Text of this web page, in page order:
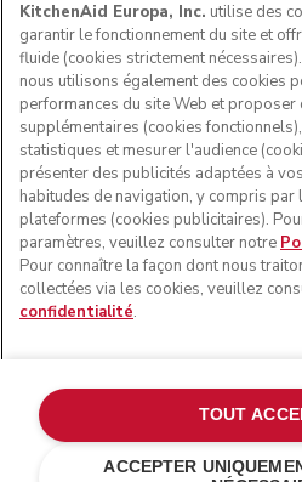
SUIVEZ-
forme du robot pâtissier
commerciales aux
Gérer mes cookies
KitchenAid Europa, Inc. utilise des
garantir le fonctionnement du site et
fluide (cookies strictement
nous utilisons également des cookies
performances du site Web et proposer
supplémentaires (cookies
statistiques et mesurer l'audience
présenter des publicités adaptées à
habitudes de navigation, y compris
plateformes (cookies publicitaires).
paramètres, veuillez consulter notre
Pour connaître la façon dont nous
collectées via les cookies, veuillez
confidentialité.
ACCEPTER
TOUT